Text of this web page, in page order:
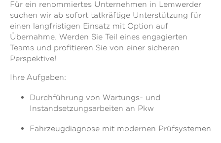
Für ein renommiertes Unternehmen in Lemwerder
suchen wir ab sofort tatkräftige Unterstützung für
einen langfristigen Einsatz mit Option auf
Übernahme. Werden Sie Teil eines engagierten
Teams und profitieren Sie von einer sicheren
Perspektive!
Ihre Aufgaben:
Durchführung von Wartungs- und
Instandsetzungsarbeiten an Pkw
Fahrzeugdiagnose mit modernen Prüfsystemen